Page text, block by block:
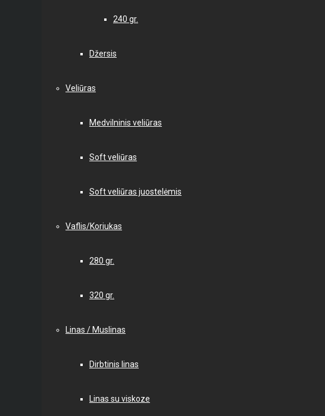
240 gr.
Džersis
Veliūras
Medvilninis veliūras
Soft veliūras
Soft veliūras juostelėmis
Vaflis/Koriukas
280 gr.
320 gr.
Linas / Muslinas
Dirbtinis linas
Linas su viskoze